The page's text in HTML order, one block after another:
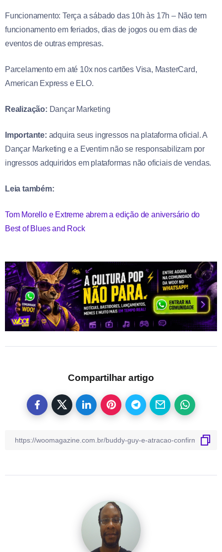
Funcionamento: Terça a sábado das 10h às 17h – Não tem
funcionamento em feriados, dias de jogos ou em dias de
eventos de outras empresas.
Parcelamento em até 10x nos cartões Visa, MasterCard,
American Express e ELO.
Realização: Dançar Marketing
Importante: adquira seus ingressos na plataforma oficial. A
Dançar Marketing e a Eventim não se responsabilizam por
ingressos adquiridos em plataformas não oficiais de vendas.
Leia também:
Tom Morello e Extreme abrem a edição de aniversário do
Best of Blues and Rock
Compartilhar artigo